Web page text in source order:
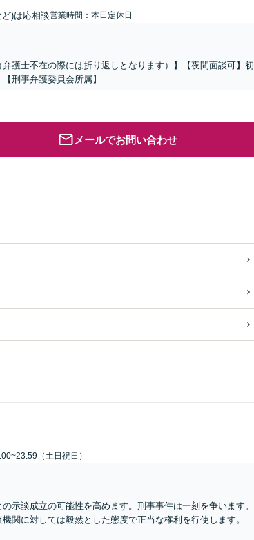
)は応相談営業時間：本日定休日
護士不在の際には折り返しとなります）】【夜間面談可】初
刑事弁護委員会所属】
メールでお問い合わせ
（土日祝日）
示談成立の可能性を高めます。刑事事件は一刻を争います。
関に対しては毅然とした態度で正当な権利を行使します。